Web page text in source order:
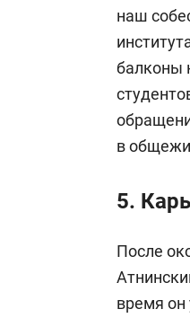
наш
балконы
в
5.
После
время